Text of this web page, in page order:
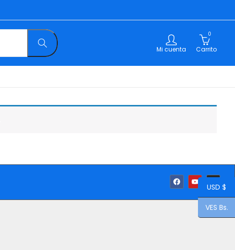
Mi cuenta
0
Carrito
USD $
VES Bs.